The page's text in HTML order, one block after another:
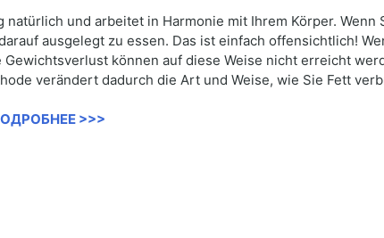
natürlich und arbeitet in Harmonie mit Ihrem Körper.
ausgelegt zu essen. Das ist einfach offensichtlich!
Gewichtsverlust können auf diese Weise nicht erreicht
verändert dadurch die Art und Weise, wie Sie Fett
>>>